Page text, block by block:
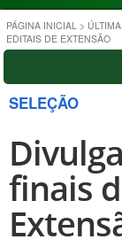
PÁGINA INICIAL >
EDITAIS DE EXTENSÃO
SELEÇÃO
finais